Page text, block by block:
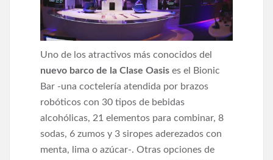
Uno de los atractivos más conocidos del
nuevo barco de la Clase Oasis es el Bionic
Bar -una coctelería atendida por brazos
robóticos con 30 tipos de bebidas
alcohólicas, 21 elementos para combinar, 8
sodas, 6 zumos y 3 siropes aderezados con
menta, lima o azúcar-. Otras opciones de